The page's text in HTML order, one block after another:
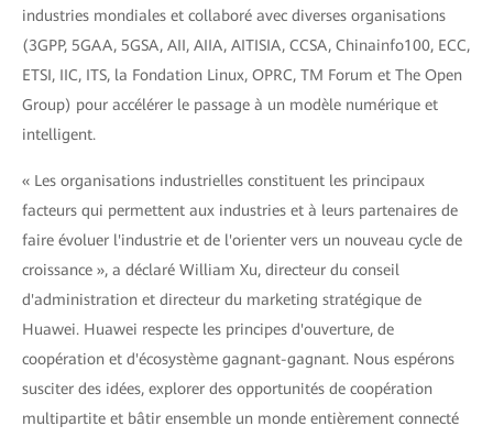
industries mondiales et collaboré avec diverses organisations
(3GPP, 5GAA, 5GSA, AII, AIIA, AITISIA, CCSA, Chinainfo100, ECC,
ETSI, IIC, ITS, la Fondation Linux, OPRC, TM Forum et The Open
Group) pour accélérer le passage à un modèle numérique et
intelligent.
« Les organisations industrielles constituent les principaux
facteurs qui permettent aux industries et à leurs partenaires de
faire évoluer l'industrie et de l'orienter vers un nouveau cycle de
croissance », a déclaré William Xu, directeur du conseil
d'administration et directeur du marketing stratégique de
Huawei. Huawei respecte les principes d'ouverture, de
coopération et d'écosystème gagnant-gagnant. Nous espérons
susciter des idées, explorer des opportunités de coopération
multipartite et bâtir ensemble un monde entièrement connecté